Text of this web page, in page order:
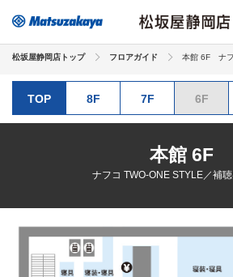
松坂屋静岡店トップ フロアガイド 本館 6F　ナ
TOP 8F 7F 6F
本館 6F
ナフコ TWO-ONE STYLE／補